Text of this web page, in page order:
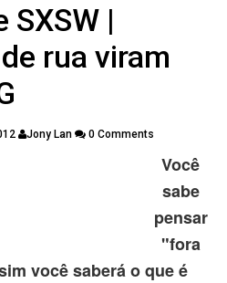
SXSW |
rua viram
Jony Lan 0 Comments
Você
sabe
pensar
"fora
você saberá o que é